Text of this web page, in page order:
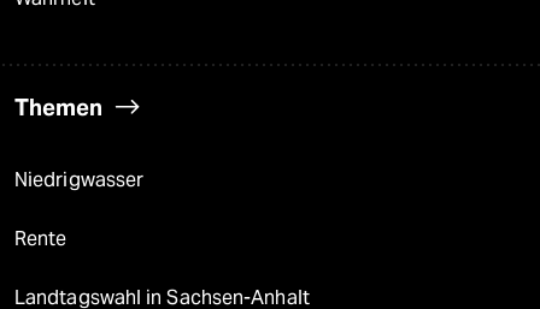
Themen
Niedrigwasser
Rente
Landtagswahl in Sachsen-Anhalt